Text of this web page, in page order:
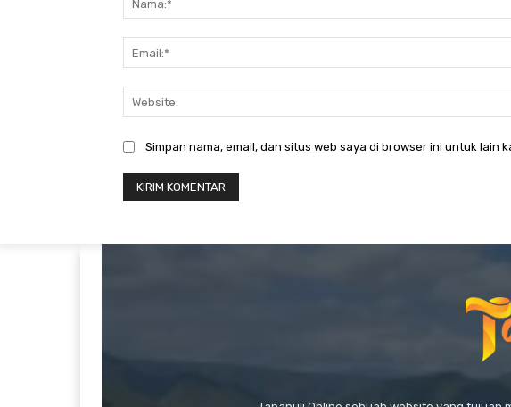
Simpan nama, email, dan situs web saya di browser ini untuk lain